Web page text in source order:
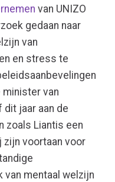
van UNIZO
gedaan naar
van
en stress te
van
dit jaar aan de
zoals Liantis een
voortaan voor
van mentaal welzijn